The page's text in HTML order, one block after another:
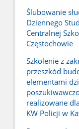
Ślubowanie
Dziennego
Centralnej
Częstochowie
Szkolenie z
przeszkód
elementami
realizowane
KW Policji w